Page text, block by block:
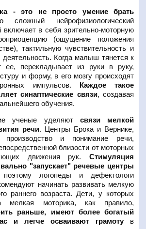
- это не просто умение брать
нейрофизиологический
включает в себя зрительно-моторную
(ощущение положения
тактильную чувствительность и
Когда малыш тянется к
ее, перекладывает из руки в руку,
и форму, в его мозгу происходят
импульсов. Каждое такое
синаптические связи, создавая
обучения.
ученые уделяют связи мелкой
речи. Центры Брока и Вернике,
и понимание речи,
близости от моторных
движения рук. Стимуляция
"запускает" речевые центры
логопеды и дефектологи
начинать развивать мелкую
раннего возраста. Дети, у которых
мелкая моторика, как правило,
раньше, имеют более богатый
и легче осваивают грамоту в